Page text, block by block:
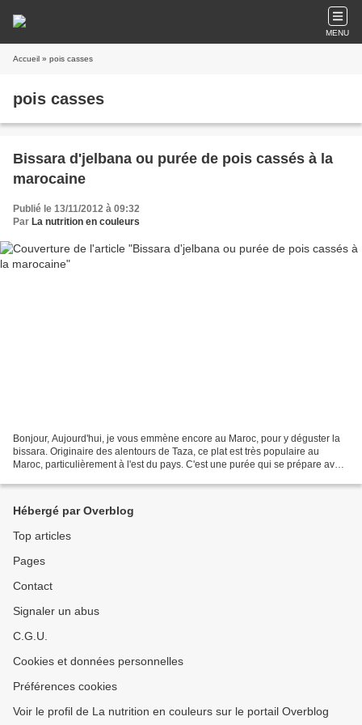
MENU
Accueil » pois casses
pois casses
Bissara d'jelbana ou purée de pois cassés à la
marocaine
Publié le 13/11/2012 à 09:32
Par La nutrition en couleurs
Bonjour, Aujourd'hui, je vous emmène encore au Maroc, pour y déguster la
bissara. Originaire des alentours de Taza, ce plat est très populaire au
Maroc, particulièrement à l'est du pays. C'est une purée qui se prépare avec
Hébergé par Overblog
Top articles
Pages
Contact
Signaler un abus
C.G.U.
Cookies et données personnelles
Préférences cookies
Voir le profil de La nutrition en couleurs sur le portail Overblog